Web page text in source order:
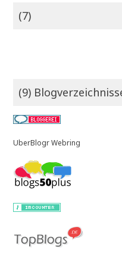
(7)
(9)
UberBlogr Webring